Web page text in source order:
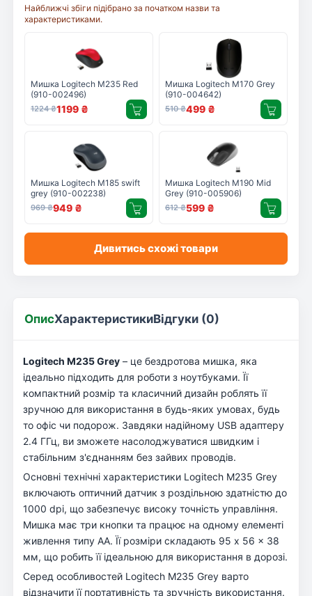
Найближчі збіги підібрано за початком назви та
характеристиками.
Мишка Logitech M235 Red
(910-002496)
1224₴1199 ₴
Мишка Logitech M170 Grey
(910-004642)
510₴499 ₴
Мишка Logitech M185 swift
grey (910-002238)
969₴949 ₴
Мишка Logitech M190 Mid
Grey (910-005906)
612₴599 ₴
Дивитись схожі товари
ОписХарактеристикиВідгуки (0)
Logitech M235 Grey – це бездротова мишка, яка
ідеально підходить для роботи з ноутбуками. Її
компактний розмір та класичний дизайн роблять її
зручною для використання в будь-яких умовах, будь
то офіс чи подорож. Завдяки надійному USB адаптеру
2.4 ГГц, ви зможете насолоджуватися швидким і
стабільним з'єднанням без зайвих проводів.
Основні технічні характеристики Logitech M235 Grey
включають оптичний датчик з роздільною здатністю до
1000 dpi, що забезпечує високу точність управління.
Мишка має три кнопки та працює на одному елементі
живлення типу AA. Її розміри складають 95 x 56 x 38
мм, що робить її ідеальною для використання в дорозі.
Серед особливостей Logitech M235 Grey варто
відзначити її портативність та зручність використання.